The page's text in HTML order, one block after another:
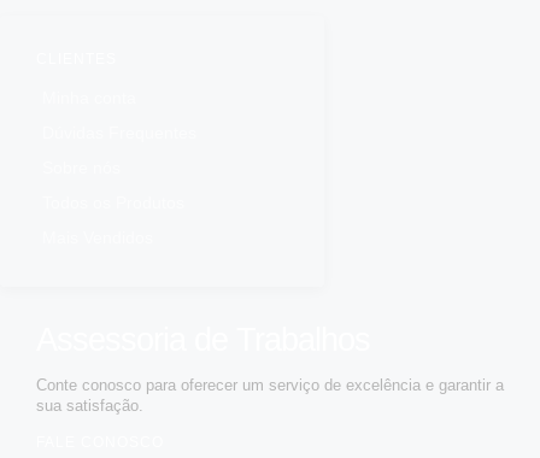
Conte conosco para oferecer um serviço de excelência e garantir a
sua satisfação.